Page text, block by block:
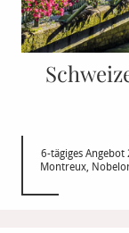
6-tägiges Angebot
Montreux,